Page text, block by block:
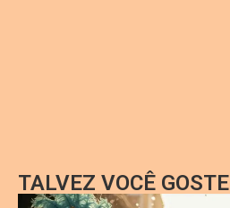
TALVEZ VOCÊ GOSTE